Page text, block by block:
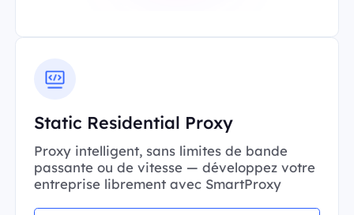
Static Residential Proxy
Proxy intelligent, sans limites de bande
passante ou de vitesse — développez votre
entreprise librement avec SmartProxy